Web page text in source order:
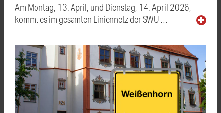
Am Montag, 13. April, und Dienstag, 14. April 2026,
kommt es im gesamten Liniennetz der SWU …